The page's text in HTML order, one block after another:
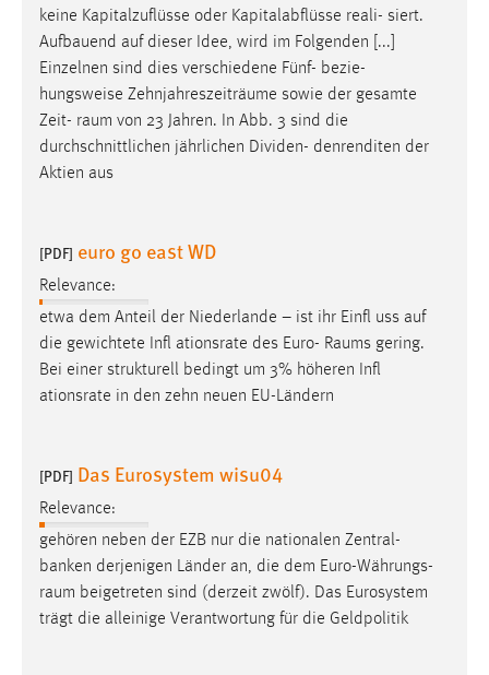
keine Kapitalzuflüsse oder Kapitalabflüsse reali- siert.
Aufbauend auf dieser Idee, wird im Folgenden [...]
Einzelnen sind dies verschiedene Fünf- bezie-
hungsweise Zehnjahreszeiträume sowie der gesamte
Zeit- raum von 23 Jahren. In Abb. 3 sind die
durchschnittlichen jährlichen Dividen- denrenditen der
Aktien aus
[PDF] euro go east WD
Relevance:
etwa dem Anteil der Niederlande – ist ihr Einfl uss auf
die gewichtete Infl ationsrate des Euro- Raums gering.
Bei einer strukturell bedingt um 3% höheren Infl
ationsrate in den zehn neuen EU-Ländern
[PDF] Das Eurosystem wisu04
Relevance:
gehören neben der EZB nur die nationalen Zentral-
banken derjenigen Länder an, die dem Euro-Währungs-
raum beigetreten sind (derzeit zwölf). Das Eurosystem
trägt die alleinige Verantwortung für die Geldpolitik